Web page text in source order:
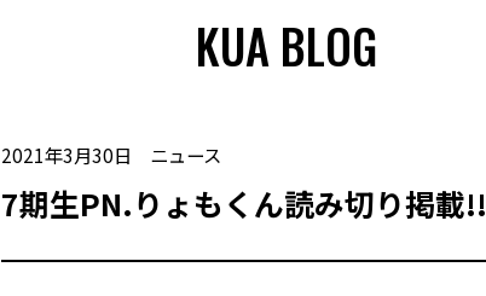
KUA BLOG
2021年3月30日 ニュース
7期生PN.りょもくん読み切り掲載!!